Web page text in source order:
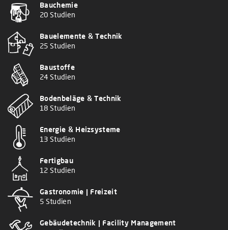
Bauchemie
20 Studien
Bauelemente & Technik
25 Studien
Baustoffe
24 Studien
Bodenbeläge & Technik
18 Studien
Energie & Heizsysteme
13 Studien
Fertigbau
12 Studien
Gastronomie | Freizeit
5 Studien
Gebäudetechnik | Facility Management